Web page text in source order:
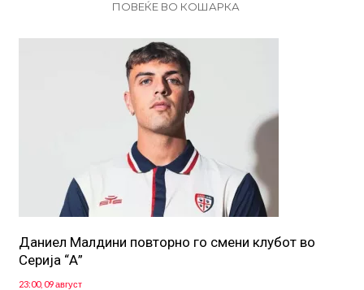
ПОВЕЌЕ ВО КОШАРКА
Даниел Малдини повторно го смени клубот во
Серија “А”
23:00, 09 август